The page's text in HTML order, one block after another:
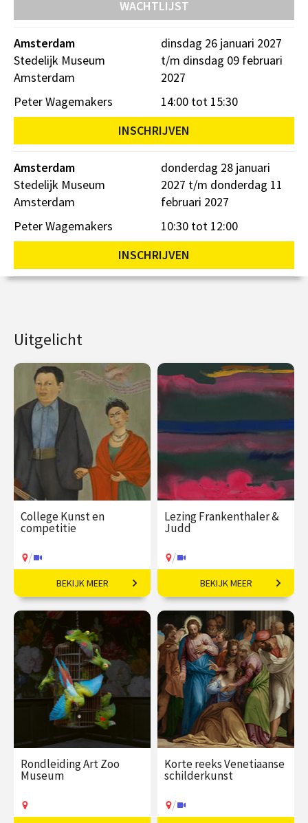
WACHTLIJST
Amsterdam
Stedelijk Museum
Amsterdam
dinsdag 26 januari 2027
t/m dinsdag 09 februari
2027
14:00 tot 15:30
Peter Wagemakers
INSCHRIJVEN
Amsterdam
Stedelijk Museum
Amsterdam
donderdag 28 januari
2027 t/m donderdag 11
februari 2027
10:30 tot 12:00
Peter Wagemakers
INSCHRIJVEN
Uitgelicht
College Kunst en
competitie
/
Vriendschap, strijd en
inspiratie.
€ 35,00
vanaf 13
okt
/ Op locatie of online
BEKIJK MEER
Lezing Frankenthaler &
Judd
/
Kunst in contrast.
€ 19,50
vanaf 06
okt
/ Op locatie of online
BEKIJK MEER
Rondleiding Art Zoo
Museum
Korte reeks Venetiaanse
schilderkunst
/